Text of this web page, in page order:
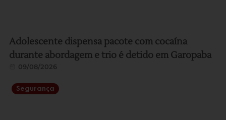
Adolescente dispensa pacote com cocaína
durante abordagem e trio é detido em Garopaba
09/08/2026
Segurança